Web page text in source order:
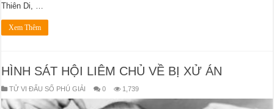
Thiên Di, …
Xem Thêm
HÌNH SÁT HỘI LIÊM CHỦ VỀ BỊ XỬ ÁN
TỬ VI ĐẨU SỐ PHÚ GIẢI 0 1,739